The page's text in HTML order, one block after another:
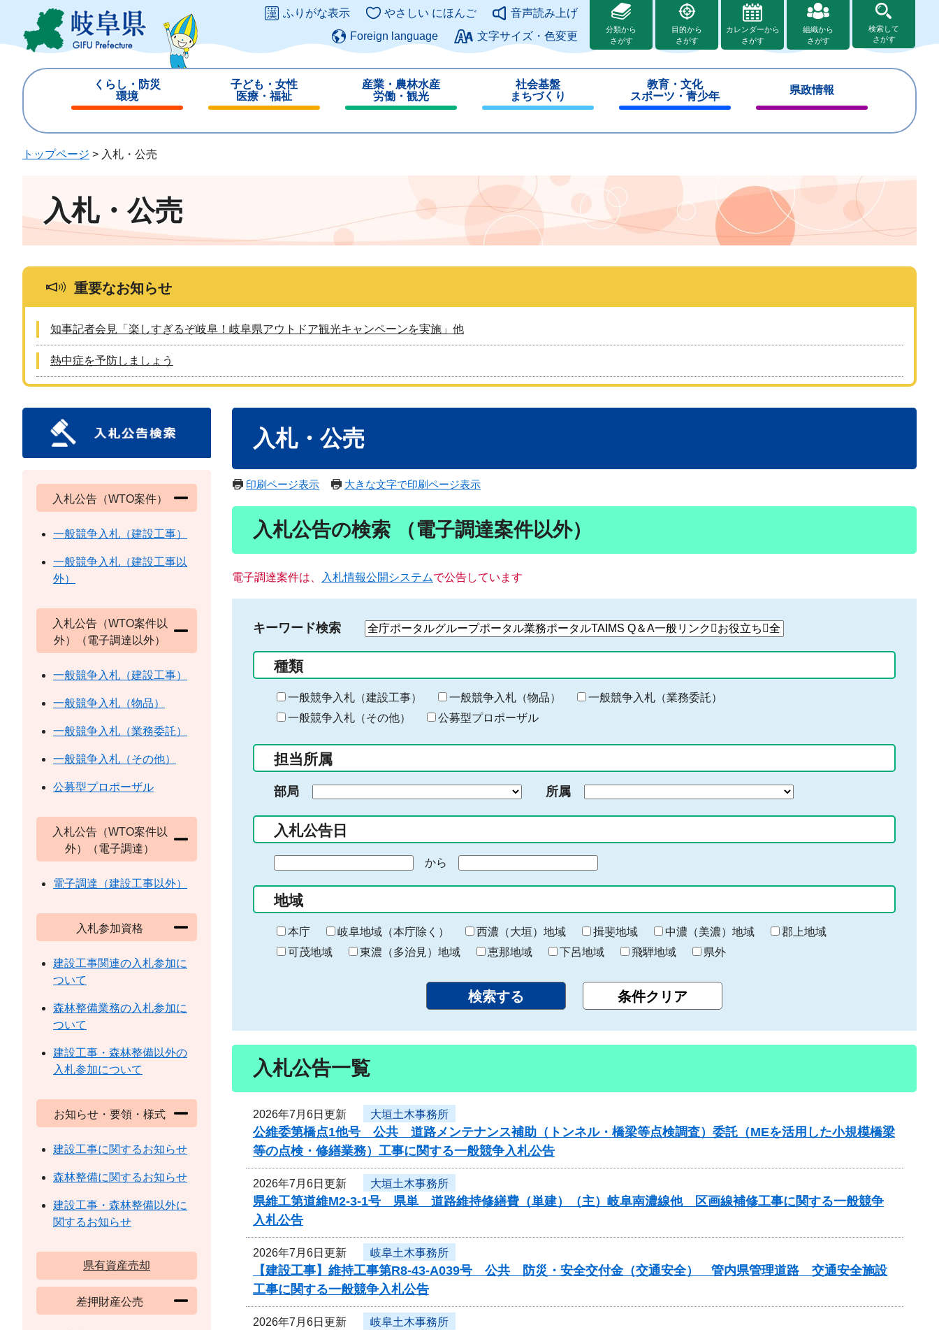
ジ
ュ
このページの本文へ
ふりがな表示 やさしい にほんご
音声読み上げ
Foreign language
文字サイズ・色変更
分類から
さがす
目的から
さがす
カレンダーから
さがす
組織から
さがす
検索して
さがす
くらし・防災
環境
じ
子ども・女性
医療・福祉
じ
産業・農林水産
労働・観光
じ
社会基盤
まちづくり
じ
教育・文化
スポーツ・青少年
じ
県政情報
じ
トップページ > 入札・公売
入札・公売
重要なお知らせ
知事記者会見「楽しすぎるぞ岐阜！岐阜県アウトドア観光キャンペーンを実施」他
熱中症を予防しましょう
入札・公売
印刷ページ表示 大きな文字で印刷ページ表示
入札公告の検索 （電子調達案件以外）
電子調達案件は、 入札情報公開システムで公告しています
キーワード検索
検
る
キ
ー
ー
入
力
種類
一般競争入札（建設工事） 一般競争入札（物品）
一般競争入札（業務委託）
一般競争入札（その他）
公募型プロポーザル
担当所属
部局 所属
入札公告日
の
始
ま
り
から
終
わ
り
地域
本庁 岐阜地域（本庁除く） 西濃（大垣）地域 揖斐地域 中濃（美濃）地域
郡上地域
可茂地域
東濃（多治見）地域 恵那地域 下呂地域 飛騨地域 県外
入札公告一覧
2026年7月6日更新 大垣土木事務所
公維委第橋点1他号 公共 道路メンテナンス補助（トンネル・橋梁等点検調査）委託（MEを活用した小規模橋梁
等の点検・修繕業務）工事に関する一般競争入札公告
2026年7月6日更新 大垣土木事務所
県維工第道維M2-3-1号 県単 道路維持修繕費（単建）（主）岐阜南濃線他 区画線補修工事に関する一般競争
入札公告
2026年7月6日更新 岐阜土木事務所
【建設工事】維持工事第R8-43-A039号 公共 防災・安全交付金（交通安全） 管内県管理道路 交通安全施設
工事に関する一般競争入札公告
2026年7月6日更新 岐阜土木事務所
入札公告（WTO案件）
一般競争入札（建設工事）
一般競争入札（建設工事以
外）
入札公告（WTO案件以
外）（電子調達以外）
一般競争入札（建設工事）
一般競争入札（物品）
一般競争入札（業務委託）
一般競争入札（その他）
公募型プロポーザル
入札公告（WTO案件以
外）（電子調達）
電子調達（建設工事以外）
入札参加資格
建設工事関連の入札参加に
ついて
森林整備業務の入札参加に
ついて
建設工事・森林整備以外の
入札参加について
お知らせ・要領・様式
建設工事に関するお知らせ
森林整備に関するお知らせ
建設工事・森林整備以外に
関するお知らせ
県有資産売却
差押財産公売